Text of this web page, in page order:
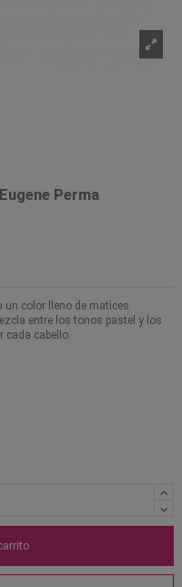
Perma
un color lleno de matices
entre los tonos pastel y los
cada cabello.